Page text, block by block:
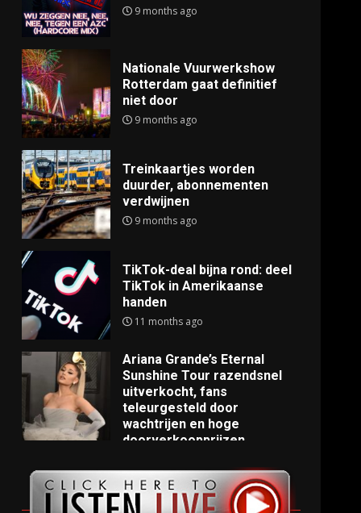
9 months ago
Nationale Vuurwerkshow
Rotterdam gaat definitief
niet door
9 months ago
Treinkaartjes worden
duurder, abonnementen
verdwijnen
9 months ago
TikTok-deal bijna rond: deel
TikTok in Amerikaanse
handen
11 months ago
Ariana Grande’s Eternal
Sunshine Tour razendsnel
uitverkocht, fans
teleurgesteld door
wachtrijen en hoge
doorverkoopprijzen